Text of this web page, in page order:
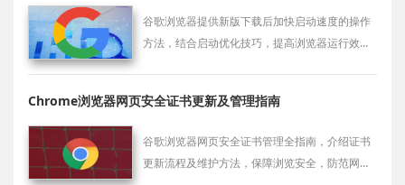
谷歌浏览器提供新版下载后加快启动速度的操作
方法，结合启动优化技巧，提高浏览器运行效
Chrome浏览器网页安全证书更新及管理指南
谷歌浏览器网页安全证书管理全指南，介绍证书
更新流程及维护方法，保障浏览安全，防范网络